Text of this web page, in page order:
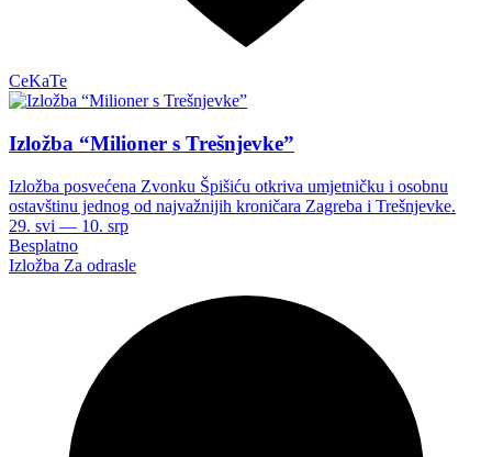
CeKaTe
Izložba “Milioner s Trešnjevke”
Izložba posvećena Zvonku Špišiću otkriva umjetničku i osobnu
ostavštinu jednog od najvažnijih kroničara Zagreba i Trešnjevke.
29. svi — 10. srp
Besplatno
Izložba Za odrasle